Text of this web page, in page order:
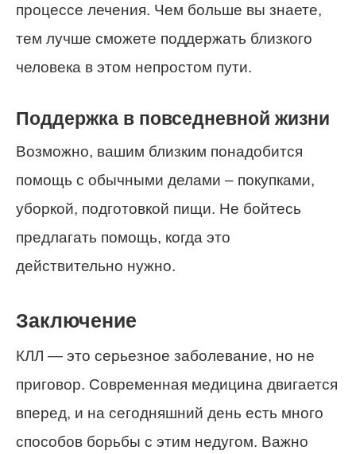
процессе лечения. Чем больше вы знаете,
тем лучше сможете поддержать близкого
человека в этом непростом пути.
Поддержка в повседневной жизни
Возможно, вашим близким понадобится
помощь с обычными делами – покупками,
уборкой, подготовкой пищи. Не бойтесь
предлагать помощь, когда это
действительно нужно.
Заключение
КЛЛ — это серьезное заболевание, но не
приговор. Современная медицина двигается
вперед, и на сегодняшний день есть много
способов борьбы с этим недугом. Важно